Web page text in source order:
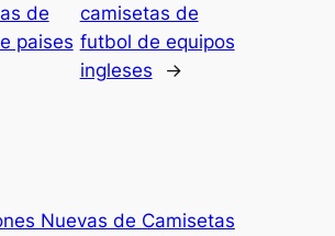
de
paises
camisetas de
futbol de equipos
ingleses
→
Nuevas de Camisetas